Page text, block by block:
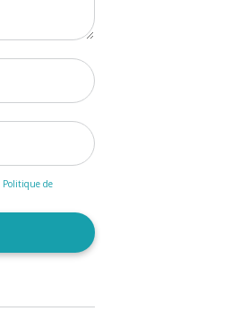
Politique de